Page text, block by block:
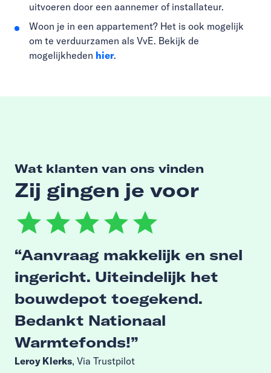
uitvoeren door een aannemer of installateur.
Woon je in een appartement? Het is ook mogelijk
om te verduurzamen als VvE. Bekijk de
mogelijkheden hier.
Wat klanten van ons vinden
Zij gingen je voor
Aanvraag makkelijk en snel
ingericht. Uiteindelijk het
bouwdepot toegekend.
Bedankt Nationaal
Warmtefonds!
Leroy Klerks, Via Trustpilot